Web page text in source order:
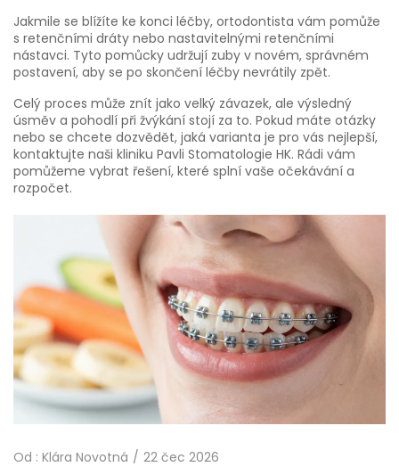
Jakmile se blížíte ke konci léčby, ortodontista vám pomůže
s retenčními dráty nebo nastavitelnými retenčními
nástavci. Tyto pomůcky udržují zuby v novém, správném
postavení, aby se po skončení léčby nevrátily zpět.
Celý proces může znít jako velký závazek, ale výsledný
úsměv a pohodlí při žvýkání stojí za to. Pokud máte otázky
nebo se chcete dozvědět, jaká varianta je pro vás nejlepší,
kontaktujte naši kliniku Pavli Stomatologie HK. Rádi vám
pomůžeme vybrat řešení, které splní vaše očekávání a
rozpočet.
Od : Klára Novotná 22 čec 2026